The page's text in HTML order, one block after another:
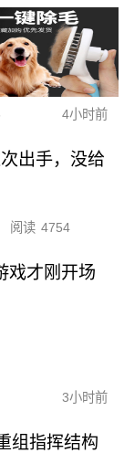
4小时前
出手，没给
阅读 4754
戏才刚开场
3小时前
组指挥结构